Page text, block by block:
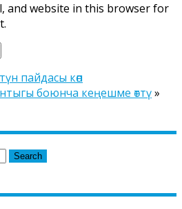
and website in this browser for
пайдасы көп
боюнча кеңешме өттү»